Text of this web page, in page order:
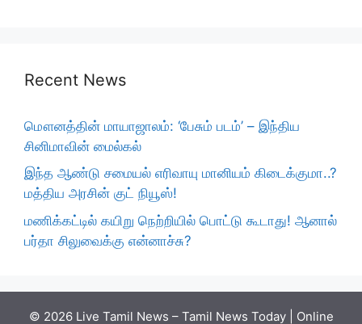
Recent News
மௌனத்தின் மாயாஜாலம்: ‘பேசும் படம்’ – இந்திய
சினிமாவின் மைல்கல்
இந்த ஆண்டு சமையல் எரிவாயு மானியம் கிடைக்குமா..?
மத்திய அரசின் குட் நியூஸ்!
மணிக்கட்டில் கயிறு நெற்றியில் பொட்டு கூடாது! ஆனால்
பர்தா சிலுவைக்கு என்னாச்சு?
© 2026 Live Tamil News – Tamil News Today | Online